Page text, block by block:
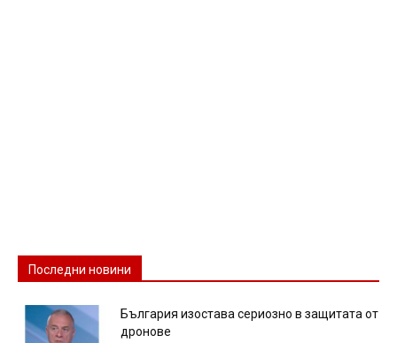
Последни новини
България изостава сериозно в защитата от
дронове